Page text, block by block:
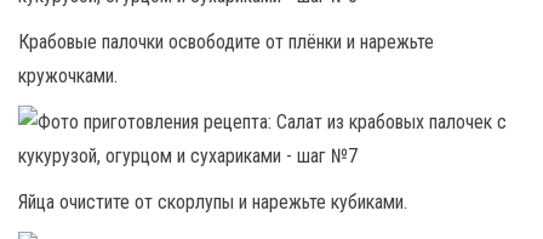
Крабовые палочки освободите от плёнки и нарежьте
кружочками.
Яйца очистите от скорлупы и нарежьте кубиками.